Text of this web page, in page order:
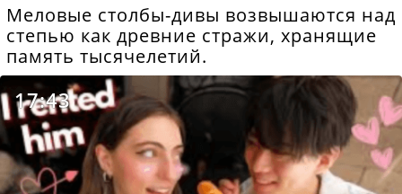
Меловые столбы-дивы возвышаются над
степью как древние стражи, хранящие
память тысячелетий.
17:43